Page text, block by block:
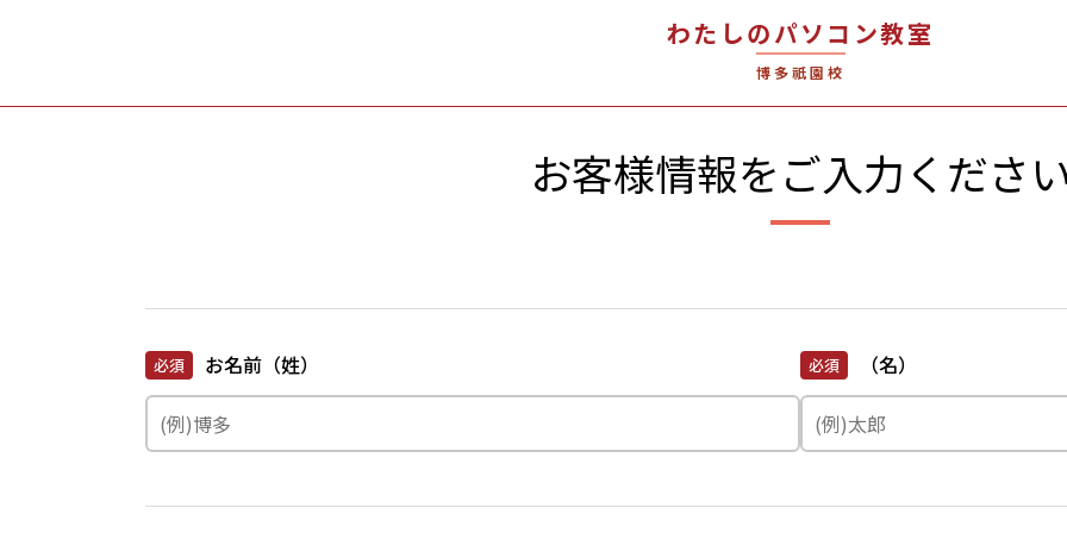
わたしのパソコン教室
博多祇園校
お客様情報をご入力くださ
お名前（姓）
必須 （名）
必須